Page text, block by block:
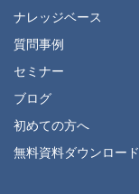
ナレッジベース
質問事例
セミナー
ブログ
初めての方へ
無料資料ダウンロード